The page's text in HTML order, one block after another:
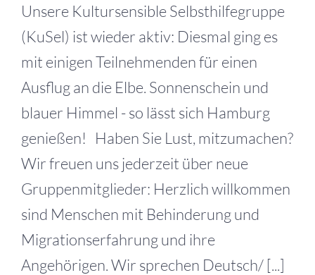
Unsere Kultursensible Selbsthilfegruppe
(KuSel) ist wieder aktiv: Diesmal ging es
mit einigen Teilnehmenden für einen
Ausflug an die Elbe. Sonnenschein und
blauer Himmel - so lässt sich Hamburg
genießen! Haben Sie Lust, mitzumachen?
Wir freuen uns jederzeit über neue
Gruppenmitglieder: Herzlich willkommen
sind Menschen mit Behinderung und
Migrationserfahrung und ihre
Angehörigen. Wir sprechen Deutsch/ [...]